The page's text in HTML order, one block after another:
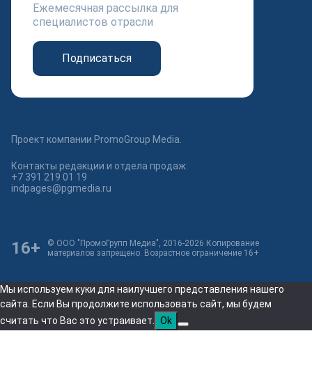
Ежемесячная рассылка для
специалистов отрасли
Подписаться
Проект компании PromoGroup Media.
Контакты редакции и отдела продаж:
+7 391 219 01 19
indpages@pgmedia.ru
© ООО "ПромоГрупп Медиа", 2016-2026 Копирование
материалов запрещено. Возрастное ограничение 16+
16+
Мы используем куки для наилучшего представления нашего
сайта. Если Вы продолжите использовать сайт, мы будем
считать что Вас это устраивает.
Ok